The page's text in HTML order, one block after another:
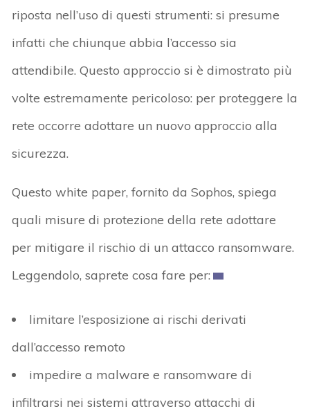
riposta nell’uso di questi strumenti: si presume
infatti che chiunque abbia l’accesso sia
attendibile. Questo approccio si è dimostrato più
volte estremamente pericoloso: per proteggere la
rete occorre adottare un nuovo approccio alla
sicurezza.
Questo white paper, fornito da Sophos, spiega
quali misure di protezione della rete adottare
per mitigare il rischio di un attacco ransomware.
Leggendolo, saprete cosa fare per:
limitare l’esposizione ai rischi derivati
dall’accesso remoto
impedire a malware e ransomware di
infiltrarsi nei sistemi attraverso attacchi di